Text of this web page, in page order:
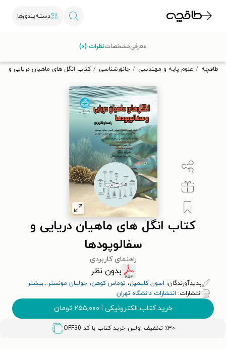
دسته‌بندی‌ها
تخفیف از طاقچه دریافت کن.
طاقچه علوم پایه و مهندسی جانورشناسی کتاب انگل های ماهیان دریایی و
کتاب انگل های ماهیان دریایی و
سفالوپودها
راهنمای کاربردی
بدون نظر
پدیدآورندگان: اسون کلیمپل، توماس کوهن، جولیان مونستر...بیشتر
انتشارات: انتشارات دانشگاه تهران
خرید کتاب الکترونیکی | ۲۵۵,۰۰۰ تومان
٪۳۰ تخفیف اولین خرید کتاب با کد OFF30
معرفیمشخصاتنظرات (۰)